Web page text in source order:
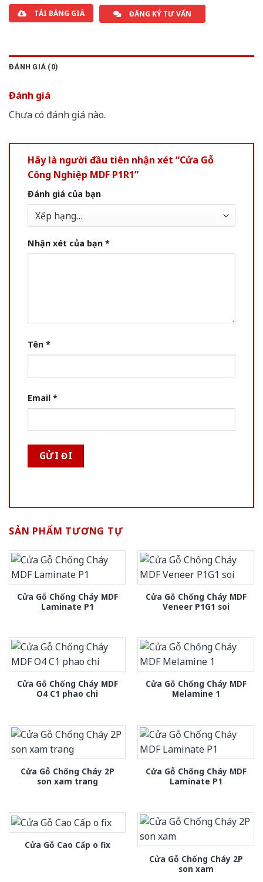
TẢI BẢNG GIÁ ĐĂNG KÝ TƯ VẤN
ĐÁNH GIÁ (0)
Đánh giá
Chưa có đánh giá nào.
Hãy là người đầu tiên nhận xét “Cửa Gỗ
Công Nghiệp MDF P1R1”
Đánh giá của bạn
Nhận xét của bạn *
Tên *
Email *
SẢN PHẨM TƯƠNG TỰ
Cửa Gỗ Chống Cháy MDF
Laminate P1
Cửa Gỗ Chống Cháy MDF
Veneer P1G1 soi
Cửa Gỗ Chống Cháy MDF
O4 C1 phao chi
Cửa Gỗ Chống Cháy MDF
Melamine 1
Cửa Gỗ Chống Cháy 2P
son xam trang
Cửa Gỗ Chống Cháy MDF
Laminate P1
Cửa Gỗ Cao Cấp o fix
Cửa Gỗ Chống Cháy 2P
son xam